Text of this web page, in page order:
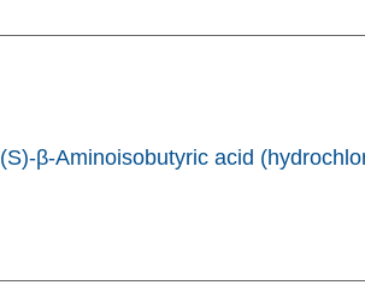
(S)-β-Aminoisobutyric acid